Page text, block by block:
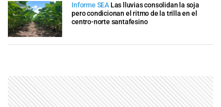
Informe SEA Las lluvias consolidan la soja
pero condicionan el ritmo de la trilla en el
centro-norte santafesino